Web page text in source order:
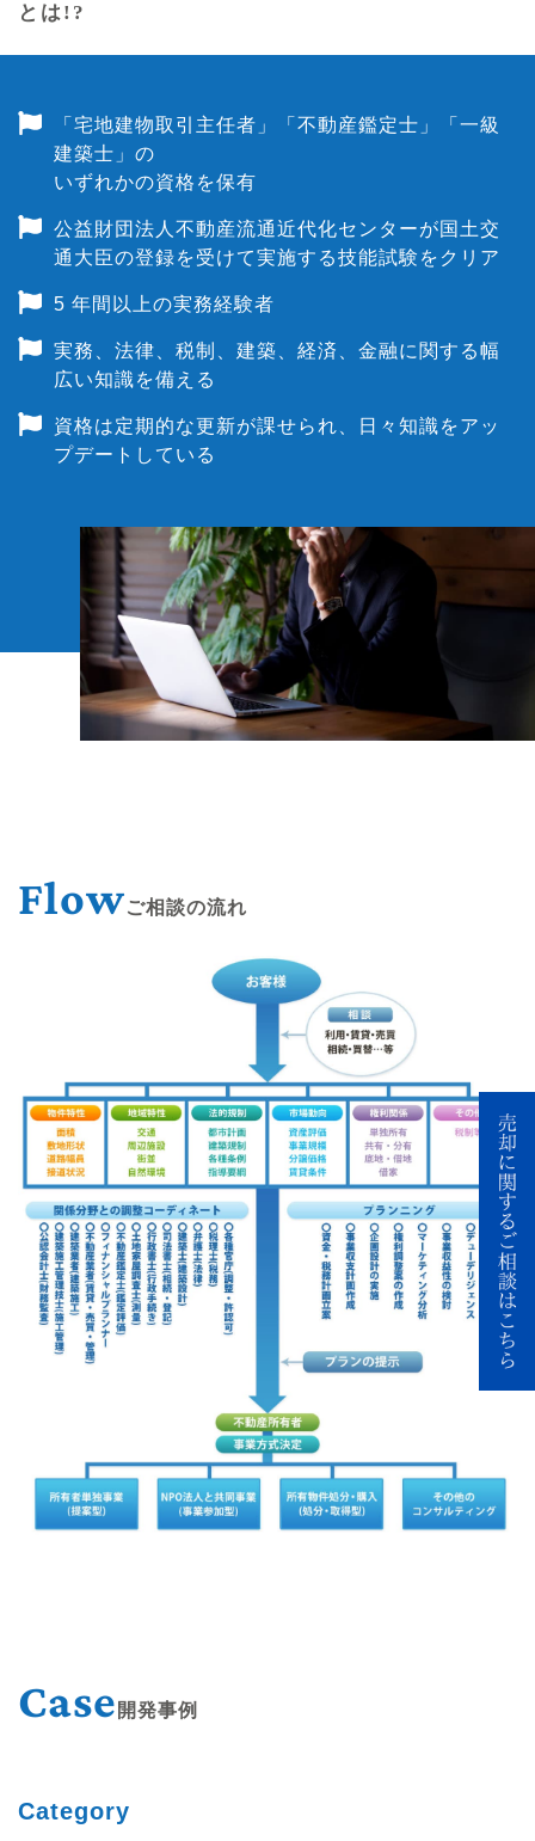
とは!?
「宅地建物取引主任者」「不動産鑑定士」「一級
建築士」の
いずれかの資格を保有
公益財団法人不動産流通近代化センターが国土交
通大臣の登録を受けて実施する技能試験をクリア
5 年間以上の実務経験者
実務、法律、税制、建築、経済、金融に関する幅
広い知識を備える
資格は定期的な更新が課せられ、日々知識をアッ
プデートしている
Flowご相談の流れ
Case 開発事例
Category